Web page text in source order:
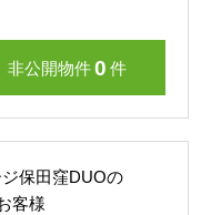
非公開物件 0 件
保田窪DUOの
客様